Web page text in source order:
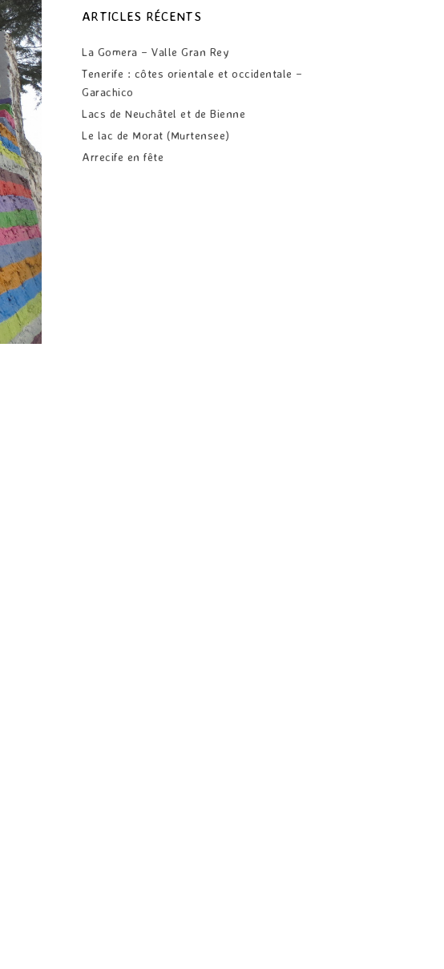
ARTICLES RÉCENTS
La Gomera – Valle Gran Rey
Tenerife : côtes orientale et occidentale –
Garachico
Lacs de Neuchâtel et de Bienne
Le lac de Morat (Murtensee)
Arrecife en fête